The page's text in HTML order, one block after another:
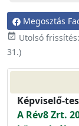
Megosztás
event_available Utolsó frissítés:
31.)
Képviselő-
A Rév8 Zrt.